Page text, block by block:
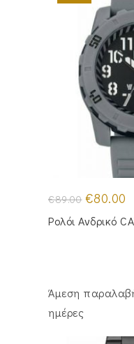
€89.00 Original
price
was:
€89.00.
€80.00
Ρολόι Ανδρικό
Άμεση
ημέρες